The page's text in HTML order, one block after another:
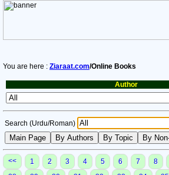
You are here : Ziaraat.com/Online Books
Author
Search (Urdu/Roman)
<< 1 2 3 4 5 6 7 8